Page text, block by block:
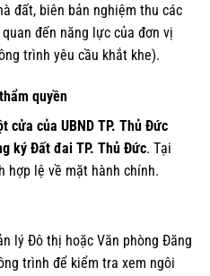
đất, biên bản nghiệm thu các
đến năng lực của đơn vị
trình yêu cầu khắt khe).
quyền
cửa của UBND TP. Thủ Đức
ký Đất đai TP. Thủ Đức. Tại
hợp lệ về mặt hành chính.
lý Đô thị hoặc Văn phòng Đăng
trình để kiểm tra xem ngôi